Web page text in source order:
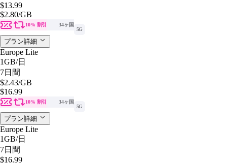
$13.99
$2.80/GB
10% 割引
34ヶ国
5G
プラン詳細
Europe Lite
1GB/日
7日間
$2.43/GB
$16.99
10% 割引
34ヶ国
5G
プラン詳細
Europe Lite
1GB/日
7日間
$16.99